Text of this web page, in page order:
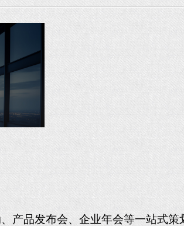
产品发布会、 企业年会等一站式策